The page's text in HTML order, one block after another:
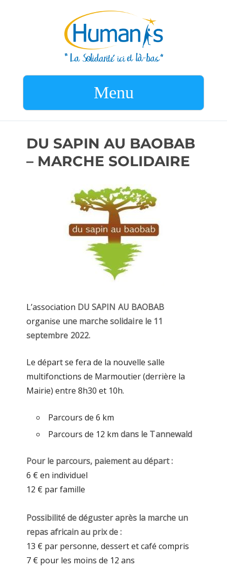
Menu
DU SAPIN AU BAOBAB
– MARCHE SOLIDAIRE
L’association DU SAPIN AU BAOBAB
organise une marche solidaire le 11
septembre 2022.
Le départ se fera de la nouvelle salle
multifonctions de Marmoutier (derrière la
Mairie) entre 8h30 et 10h.
Parcours de 6 km
Parcours de 12 km dans le Tannewald
Pour le parcours, paiement au départ :
6 € en individuel
12 € par famille
Possibilité de déguster après la marche un
repas africain au prix de :
13 € par personne, dessert et café compris
7 € pour les moins de 12 ans